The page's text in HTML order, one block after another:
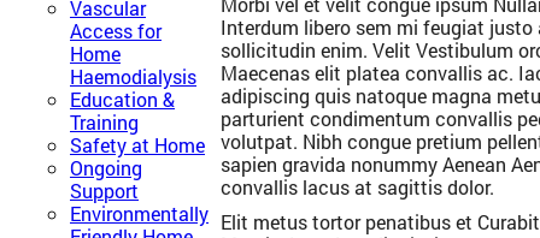
Vascular
Access for
Home
Haemodialysis
Education &
Training
Safety at Home
Ongoing
Support
Environmentally
Interdum libero sem mi feugiat
sollicitudin enim. Velit Vestibulum
Maecenas elit platea convallis ac.
adipiscing quis natoque magna
parturient condimentum convallis
volutpat. Nibh congue pretium
sapien gravida nonummy Aenean
convallis lacus at sagittis dolor.
Elit metus tortor penatibus et